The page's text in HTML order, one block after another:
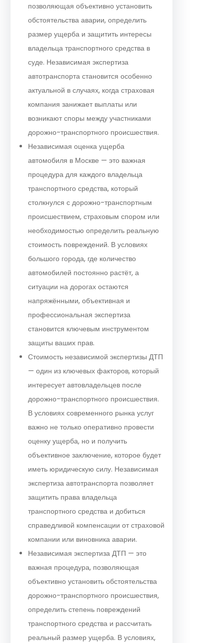
позволяющая объективно установить
обстоятельства аварии, определить
размер ущерба и защитить интересы
владельца транспортного средства в
суде. Независимая экспертиза
автотранспорта становится особенно
актуальной в случаях, когда страховая
компания занижает выплаты или
возникают споры между участниками
дорожно-транспортного происшествия.
Независимая оценка ущерба
автомобиля в Москве — это важная
процедура для каждого владельца
транспортного средства, который
столкнулся с дорожно-транспортным
происшествием, страховым спором или
необходимостью определить реальную
стоимость повреждений. В условиях
большого города, где количество
автомобилей постоянно растёт, а
ситуации на дорогах остаются
напряжёнными, объективная и
профессиональная экспертиза
становится ключевым инструментом
защиты ваших прав.
Стоимость независимой экспертизы ДТП
— один из ключевых факторов, который
интересует автовладельцев после
дорожно-транспортного происшествия.
В условиях современного рынка услуг
важно не только оперативно провести
оценку ущерба, но и получить
объективное заключение, которое будет
иметь юридическую силу. Независимая
экспертиза автотранспорта позволяет
защитить права владельца
транспортного средства и добиться
справедливой компенсации от страховой
компании или виновника аварии.
Независимая экспертиза ДТП — это
важная процедура, позволяющая
объективно установить обстоятельства
дорожно-транспортного происшествия,
определить степень повреждений
транспортного средства и рассчитать
реальный размер ущерба. В условиях,